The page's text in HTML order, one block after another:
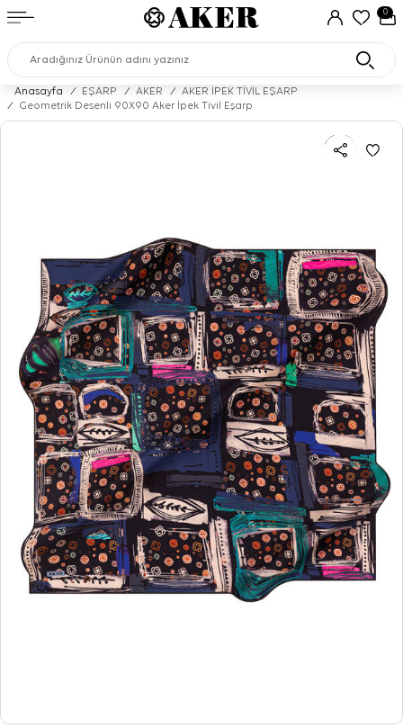
0
Anasayfa / EŞARP / AKER /
AKER İPEK TİVİL EŞARP
/
Geometrik Desenli 90X90 Aker İpek Tivil Eşarp